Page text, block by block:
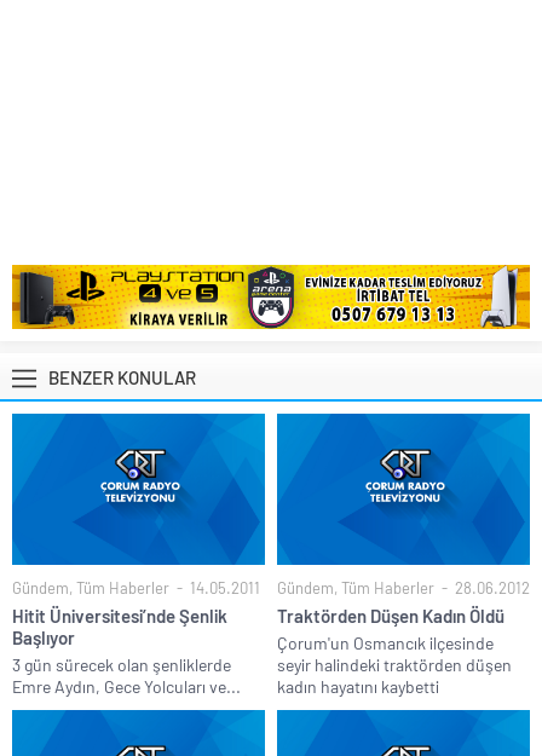
BENZER KONULAR
Gündem, Tüm Haberler 14.05.2011
Hitit Üniversitesi’nde Şenlik
Başlıyor
3 gün sürecek olan şenliklerde
Emre Aydın, Gece Yolcuları ve...
Gündem, Tüm Haberler 28.06.2012
Traktörden Düşen Kadın Öldü
Çorum'un Osmancık ilçesinde
seyir halindeki traktörden düşen
kadın hayatını kaybetti